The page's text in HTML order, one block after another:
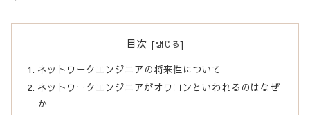
目次
ネットワークエンジニアの将来性について
ネットワークエンジニアがオワコンといわれるのはなぜ
か